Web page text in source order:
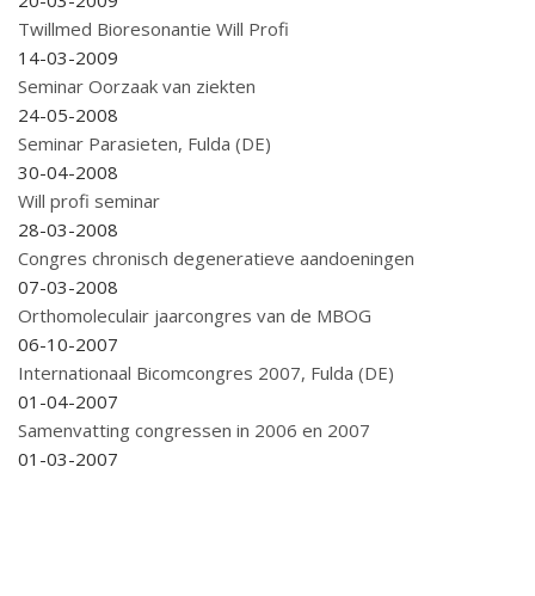
Twillmed Bioresonantie Will Profi
14-03-2009
Seminar Oorzaak van ziekten
24-05-2008
Seminar Parasieten, Fulda (DE)
30-04-2008
Will profi seminar
28-03-2008
Congres chronisch degeneratieve aandoeningen
07-03-2008
Orthomoleculair jaarcongres van de MBOG
06-10-2007
Internationaal Bicomcongres 2007, Fulda (DE)
01-04-2007
Samenvatting congressen in 2006 en 2007
01-03-2007